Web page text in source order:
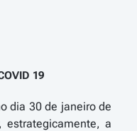
19
dia 30 de janeiro de
a